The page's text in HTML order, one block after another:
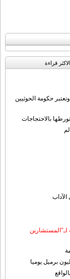
الاکثر قراءة
حكومة الحوثيين
بالاحتجاجات
لـ"المستشارين